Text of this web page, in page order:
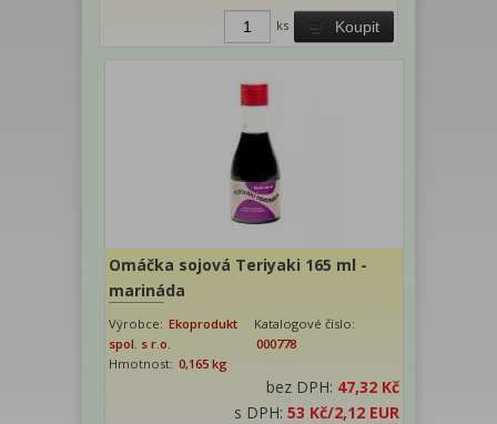
Koupit
ks
Omáčka sojová Teriyaki 165 ml -
marináda
Výrobce: Ekoprodukt
spol. s r.o.
Katalogové číslo:
000778
Hmotnost: 0,165 kg
bez DPH: 47,32 Kč
s DPH:53 Kč/2,12 EUR